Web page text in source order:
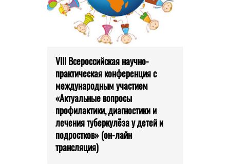
VIII Всероссийская научно-
практическая конференция с
международным участием
«Актуальные вопросы
профилактики, диагностики и
лечения туберкулёза у детей и
подростков» (он-лайн
трансляция)